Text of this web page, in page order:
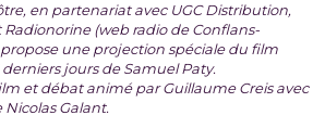
en partenariat avec UGC Distribution,
(web radio de Conflans-
une projection spéciale du film
derniers jours de Samuel Paty.
et débat animé par Guillaume Creis avec
Galant.